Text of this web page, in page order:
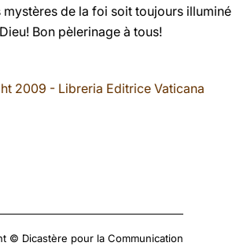
de la foi soit toujours illuminé
Bon pèlerinage à tous!
2009 - Libreria Editrice Vaticana
© Dicastère pour la Communication